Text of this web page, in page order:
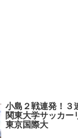
小島２戦連発！３
関東大学サッカー
東京国際大